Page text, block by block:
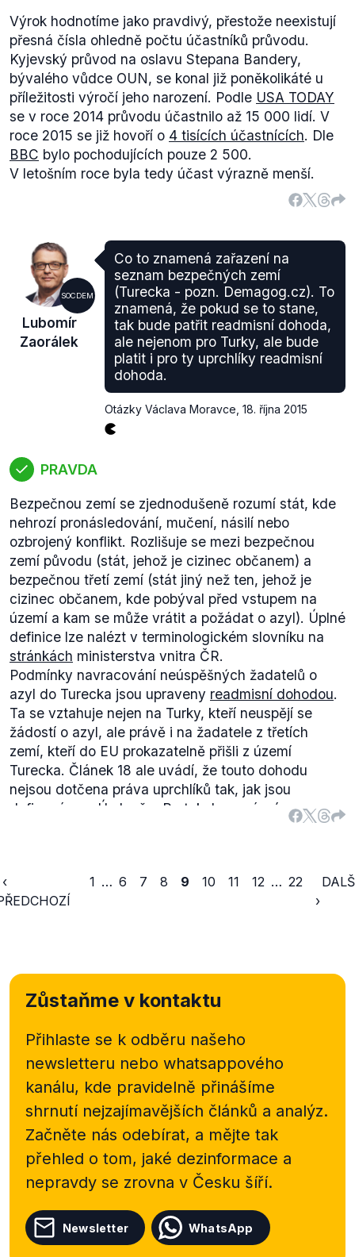
Výrok hodnotíme jako pravdivý, přestože neexistují
přesná čísla ohledně počtu účastníků průvodu.
Kyjevský průvod na oslavu Stepana Bandery,
bývalého vůdce OUN, se konal již poněkolikáté u
příležitosti výročí jeho narození. Podle USA TODAY
se v roce 2014 průvodu účastnilo až 15 000 lidí. V
roce 2015 se již hovoří o 4 tisících účastnících. Dle
BBC bylo pochodujících pouze 2 500.
V letošním roce byla tedy účast výrazně menší.
SOCDEM
Lubomír
Zaorálek
Co to znamená zařazení na
seznam bezpečných zemí
(Turecka - pozn. Demagog.cz). To
znamená, že pokud se to stane,
tak bude patřit readmisní dohoda,
ale nejenom pro Turky, ale bude
platit i pro ty uprchlíky readmisní
dohoda.
Otázky Václava Moravce 18. října 2015
PRAVDA
Bezpečnou zemí se zjednodušeně rozumí stát, kde
nehrozí pronásledování, mučení, násilí nebo
ozbrojený konflikt. Rozlišuje se mezi bezpečnou
zemí původu (stát, jehož je cizinec občanem) a
bezpečnou třetí zemí (stát jiný než ten, jehož je
cizinec občanem, kde pobýval před vstupem na
území a kam se může vrátit a požádat o azyl). Úplné
definice lze nalézt v terminologickém slovníku na
stránkách ministerstva vnitra ČR.
Podmínky navracování neúspěšných žadatelů o
azyl do Turecka jsou upraveny readmisní dohodou.
Ta se vztahuje nejen na Turky, kteří neuspějí se
žádostí o azyl, ale právě i na žadatele z třetích
zemí, kteří do EU prokazatelně přišli z území
Turecka. Článek 18 ale uvádí, že touto dohodu
nejsou dotčena práva uprchlíků tak, jak jsou
definována v Úmluvě a Protokolu o právním
je zde zakotven
život, nebo svoboda. Protože Turecko není na
seznamu bezpečných zemí (za bezpečné je
usnadnění a zrychlení procesu vracení
neúspěšných žadatelů o azyl zpět do Turecka.
‹
1 … 6 7 8 9 10 11 12 … 22
›
Zůstaňme v kontaktu
Přihlaste se k odběru našeho
newsletteru nebo whatsappového
kanálu, kde pravidelně přinášíme
shrnutí nejzajímavějších článků a analýz.
Začněte nás odebírat, a mějte tak
přehled o tom, jaké dezinformace a
nepravdy se zrovna v Česku šíří.
Newsletter WhatsApp